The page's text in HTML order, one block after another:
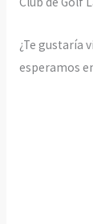
¿Te gustaría
esperamos